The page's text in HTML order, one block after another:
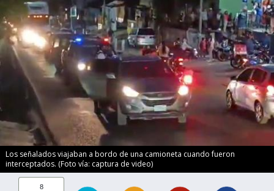
Los señalados viajaban a bordo de una camioneta cuando fueron
interceptados. (Foto vía: captura de video)
8